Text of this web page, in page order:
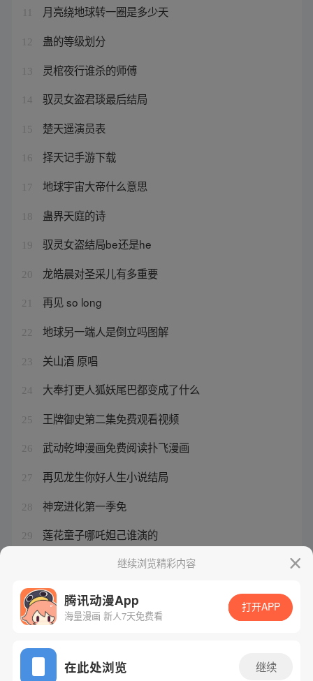
月亮绕地球转一圈是多少天
12 蛊的等级划分
13 灵棺夜行谁杀的师傅
14 驭灵女盗君琰最后结局
15 楚天遥演员表
16 择天记手游下载
17 地球宇宙大帝什么意思
18 蛊界天庭的诗
19 驭灵女盗结局be还是he
20 龙皓晨对圣采儿有多重要
21 再见 so long
22 地球另一端人是倒立吗图解
23 关山酒 原唱
24 大奉打更人狐妖尾巴都变成了什么
25 王牌御史第二集免费观看视频
26 武动乾坤漫画免费阅读扑飞漫画
27 再见龙生你好人生小说结局
28 神宠进化第一季免
29 莲花童子哪吒妲己谁演的
含香剑魔魔魂剑客继续浏览精彩内容
腾讯动漫App
海量漫画 新人7天免费看
打开APP
在此处浏览 继续
网站备案/许可证号：粤B2-20090059-5